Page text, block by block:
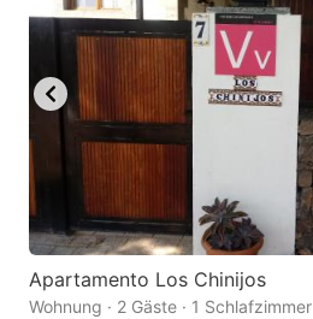
Apartamento Los Chinijos
Wohnung · 2 Gäste · 1 Schlafzimmer